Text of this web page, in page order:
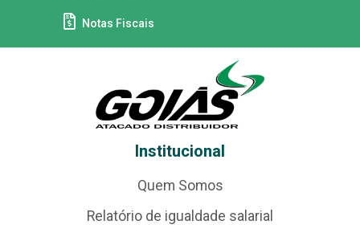
Notas Fiscais
Institucional
Quem Somos
Relatório de igualdade salarial